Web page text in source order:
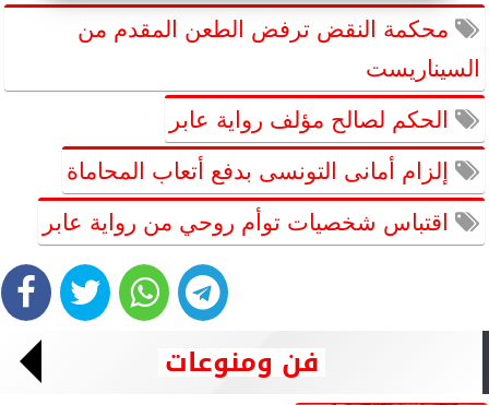
محكمة النقض ترفض الطعن المقدم من
السيناريست
الحكم لصالح مؤلف رواية عابر
إلزام أمانى التونسى بدفع أتعاب المحاماة
اقتباس شخصيات توأم روحي من رواية عابر
فن ومنوعات